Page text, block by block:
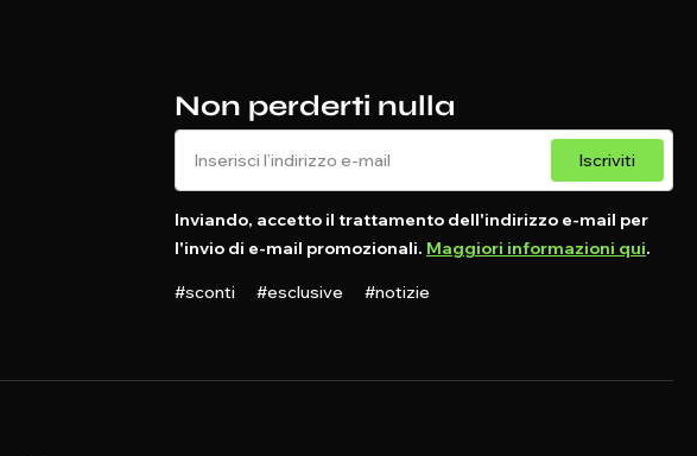
Non perderti nulla
Iscriviti
Inviando, accetto il trattamento dell'indirizzo e-mail per
l'invio di e-mail promozionali. Maggiori informazioni qui.
#sconti #esclusive #notizie